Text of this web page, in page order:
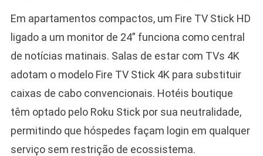
Em apartamentos compactos, um Fire TV Stick HD
ligado a um monitor de 24” funciona como central
de notícias matinais. Salas de estar com TVs 4K
adotam o modelo Fire TV Stick 4K para substituir
caixas de cabo convencionais. Hotéis boutique
têm optado pelo Roku Stick por sua neutralidade,
permitindo que hóspedes façam login em qualquer
serviço sem restrição de ecossistema.